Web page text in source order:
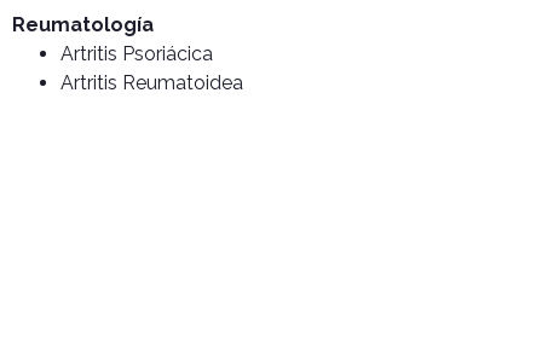
Reumatología
Artritis Psoriácica
Artritis Reumatoidea